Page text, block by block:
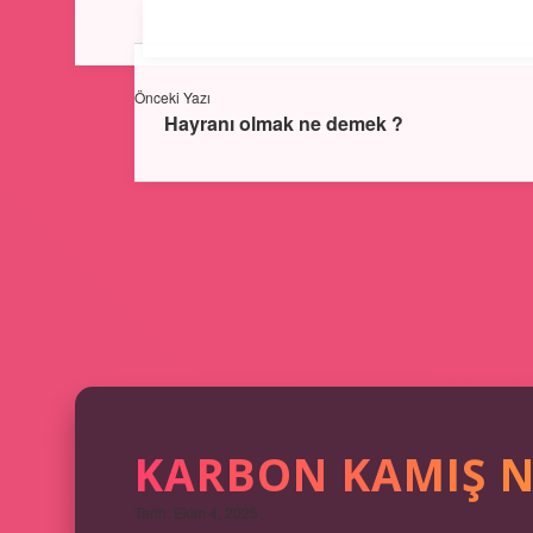
KARBON KAMIŞ
Tarih: Ekim 4, 2025
Önceki Yazı
Hayranı olmak ne demek ?